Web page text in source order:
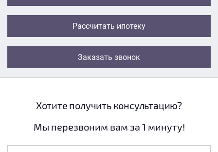
Рассчитать ипотеку
Заказать звонок
Хотите получить консультацию?
Мы перезвоним вам за 1 минуту!